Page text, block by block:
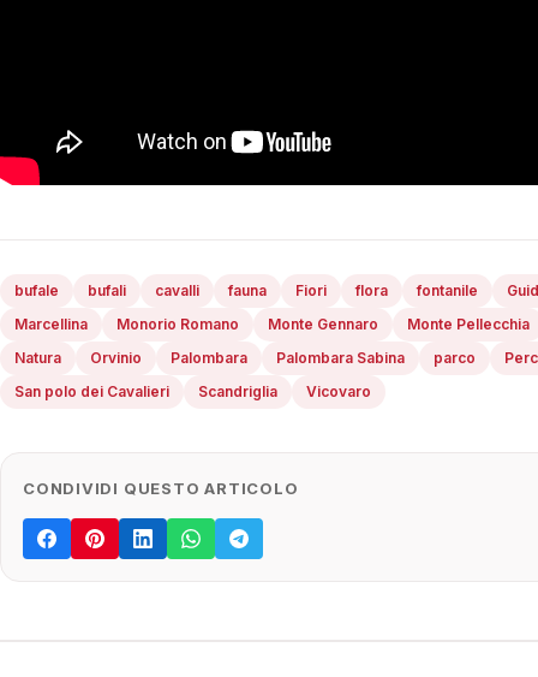
bufale bufali cavalli fauna Fiori flora fontanile
Marcellina
Monorio Romano Monte Gennaro
Monte Pellecchia
Natura
Orvinio Palombara Palombara Sabina parco
San polo dei Cavalieri
Scandriglia Vicovaro
CONDIVIDI QUESTO ARTICOLO